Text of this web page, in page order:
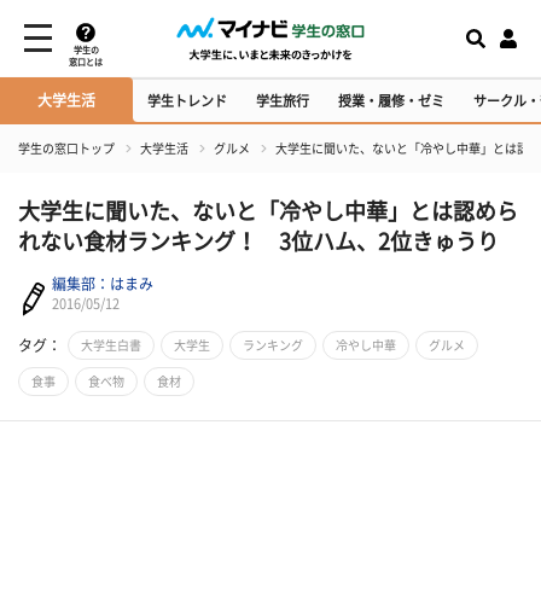
学生の
窓口とは
大学生活 学生トレンド 学生旅行 授業・履修・ゼミ サークル
学生の窓口トップ 大学生活 グルメ 大学生に聞いた、ないと「冷やし中華」とは
大学生に聞いた、ないと「冷やし中華」とは認めら
れない食材ランキング！ 3位ハム、2位きゅうり
編集部：はまみ
2016/05/12
タグ： 大学生白書 大学生 ランキング 冷やし中華 グルメ
食事 食べ物 食材